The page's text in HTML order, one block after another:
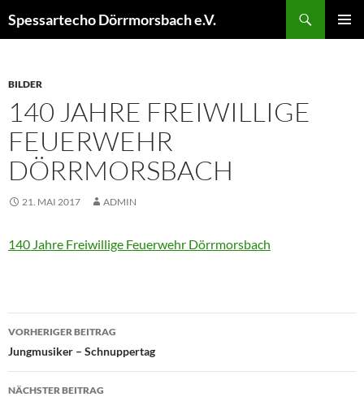
Inhalt
Spessartecho Dörrmorsbach e.V.
BILDER
140 JAHRE FREIWILLIGE
FEUERWEHR
DÖRRMORSBACH
21. MAI 2017 ADMIN
140 Jahre Freiwillige Feuerwehr Dörrmorsbach
Beitragsnavigation
VORHERIGER BEITRAG
Jungmusiker – Schnuppertag
NÄCHSTER BEITRAG